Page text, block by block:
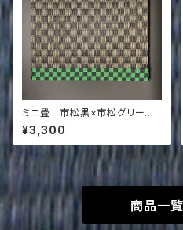
ミニ畳 市松黒×市松グリーン
＆黒
¥3,300
商品一